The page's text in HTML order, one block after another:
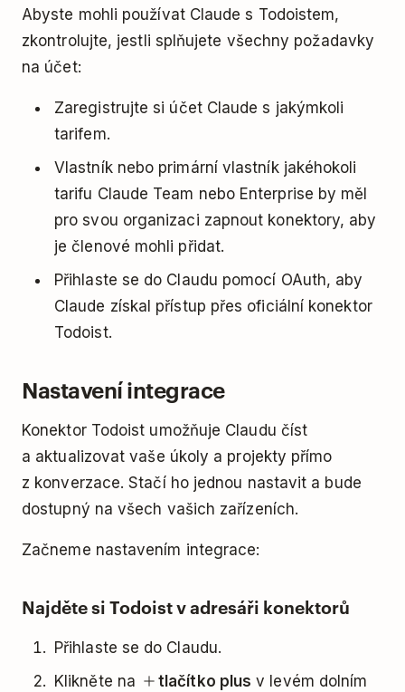
Abyste mohli používat Claude s Todoistem,
zkontrolujte, jestli splňujete všechny požadavky
na účet:
Zaregistrujte si účet Claude s jakýmkoli
tarifem.
Vlastník nebo primární vlastník jakéhokoli
tarifu Claude Team nebo Enterprise by měl
pro svou organizaci zapnout konektory, aby
je členové mohli přidat.
Přihlaste se do Claudu pomocí OAuth, aby
Claude získal přístup přes oficiální konektor
Todoist.
Nastavení integrace
Konektor Todoist umožňuje Claudu číst
a aktualizovat vaše úkoly a projekty přímo
z konverzace. Stačí ho jednou nastavit a bude
dostupný na všech vašich zařízeních.
Začneme nastavením integrace:
Najděte si Todoist v adresáři konektorů
Přihlaste se do Claudu.
Klikněte na
tlačítko plus v levém dolním